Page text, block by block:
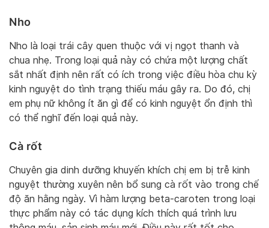
Nho
Nho là loại trái cây quen thuộc với vị ngọt thanh và
chua nhẹ. Trong loại quả này có chứa một lượng chất
sắt nhất định nên rất có ích trong việc điều hòa chu kỳ
kinh nguyệt do tình trạng thiếu máu gây ra. Do đó, chị
em phụ nữ không ít ăn gì để có kinh nguyệt ổn định thì
có thể nghĩ đến loại quả này.
Cà rốt
Chuyên gia dinh dưỡng khuyến khích chị em bị trễ kinh
nguyệt thường xuyên nên bổ sung cà rốt vào trong chế
độ ăn hằng ngày. Vì hàm lượng beta-caroten trong loại
thực phẩm này có tác dụng kích thích quá trình lưu